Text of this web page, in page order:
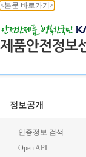
<본문 바로가기>
정보공개
인증정보 검색
Open API